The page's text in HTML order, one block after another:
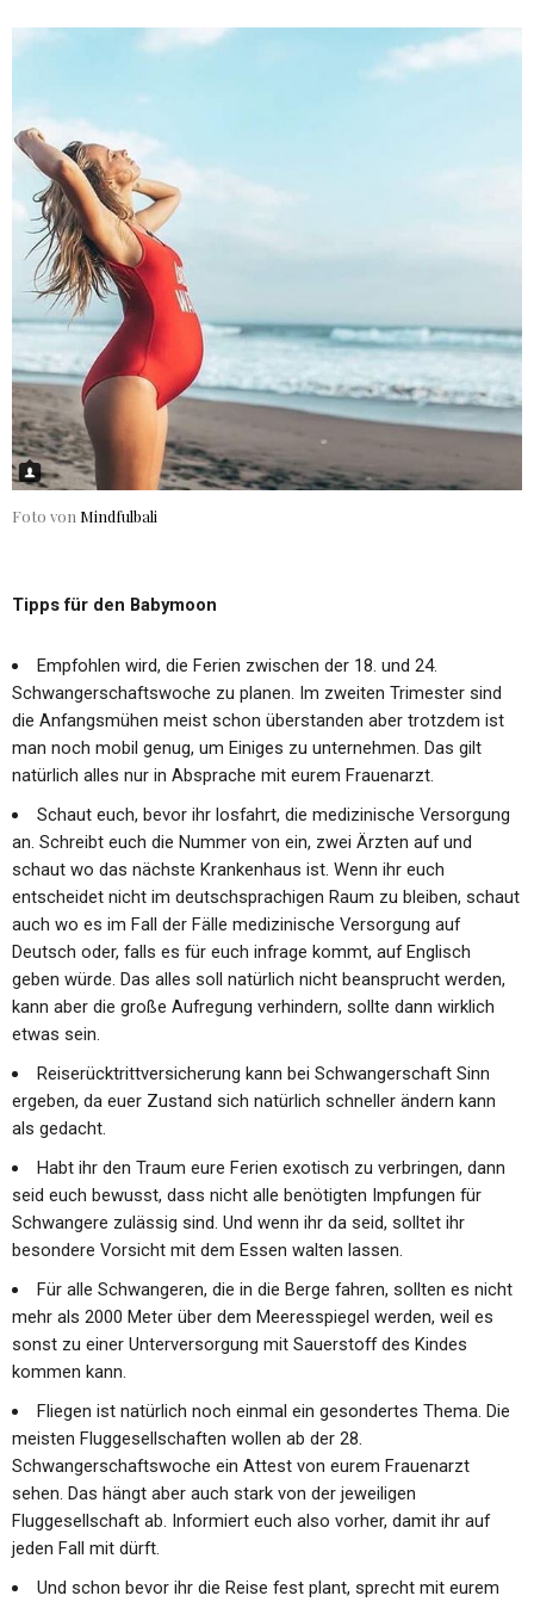
Foto von Mindfulbali
Tipps für den Babymoon
Empfohlen wird, die Ferien zwischen der 18. und 24.
Schwangerschaftswoche zu planen. Im zweiten Trimester sind
die Anfangsmühen meist schon überstanden aber trotzdem ist
man noch mobil genug, um Einiges zu unternehmen. Das gilt
natürlich alles nur in Absprache mit eurem Frauenarzt.
Schaut euch, bevor ihr losfahrt, die medizinische Versorgung
an. Schreibt euch die Nummer von ein, zwei Ärzten auf und
schaut wo das nächste Krankenhaus ist. Wenn ihr euch
entscheidet nicht im deutschsprachigen Raum zu bleiben, schaut
auch wo es im Fall der Fälle medizinische Versorgung auf
Deutsch oder, falls es für euch infrage kommt, auf Englisch
geben würde. Das alles soll natürlich nicht beansprucht werden,
kann aber die große Aufregung verhindern, sollte dann wirklich
etwas sein.
Reiserücktrittversicherung kann bei Schwangerschaft Sinn
ergeben, da euer Zustand sich natürlich schneller ändern kann
als gedacht.
Habt ihr den Traum eure Ferien exotisch zu verbringen, dann
seid euch bewusst, dass nicht alle benötigten Impfungen für
Schwangere zulässig sind. Und wenn ihr da seid, solltet ihr
besondere Vorsicht mit dem Essen walten lassen.
Für alle Schwangeren, die in die Berge fahren, sollten es nicht
mehr als 2000 Meter über dem Meeresspiegel werden, weil es
sonst zu einer Unterversorgung mit Sauerstoff des Kindes
kommen kann.
Fliegen ist natürlich noch einmal ein gesondertes Thema. Die
meisten Fluggesellschaften wollen ab der 28.
Schwangerschaftswoche ein Attest von eurem Frauenarzt
sehen. Das hängt aber auch stark von der jeweiligen
Fluggesellschaft ab. Informiert euch also vorher, damit ihr auf
jeden Fall mit dürft.
Und schon bevor ihr die Reise fest plant, sprecht mit eurem